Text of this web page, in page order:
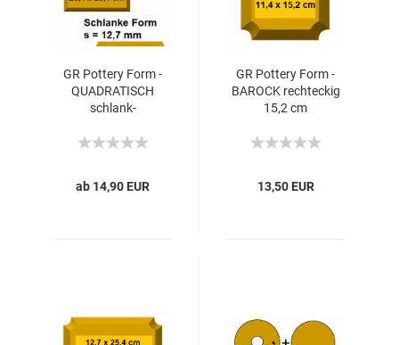
GR Pottery Form -
QUADRATISCH
schlank-
ab 14,90 EUR
GR Pottery Form -
BAROCK rechteckig
15,2 cm
13,50 EUR